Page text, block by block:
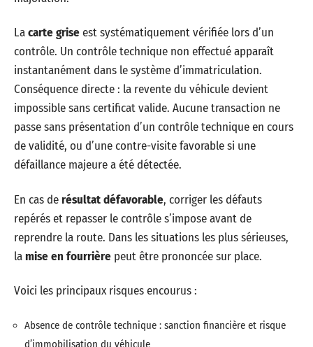
Lacarte griseest systématiquement vérifiée lors d’un
contrôle. Un contrôle technique non effectué apparaît
instantanément dans le système d’immatriculation.
Conséquence directe : la revente du véhicule devient
impossible sans certificat valide. Aucune transaction ne
passe sans présentation d’un contrôle technique en cours
de validité, ou d’une contre-visite favorable si une
défaillance majeure a été détectée.
En cas derésultat défavorable, corriger les défauts
repérés et repasser le contrôle s’impose avant de
reprendre la route. Dans les situations les plus sérieuses,
lamise en fourrière peut être prononcée sur place.
Voici les principaux risques encourus :
Absence de contrôle technique : sanction financière et risque
d’immobilisation du véhicule